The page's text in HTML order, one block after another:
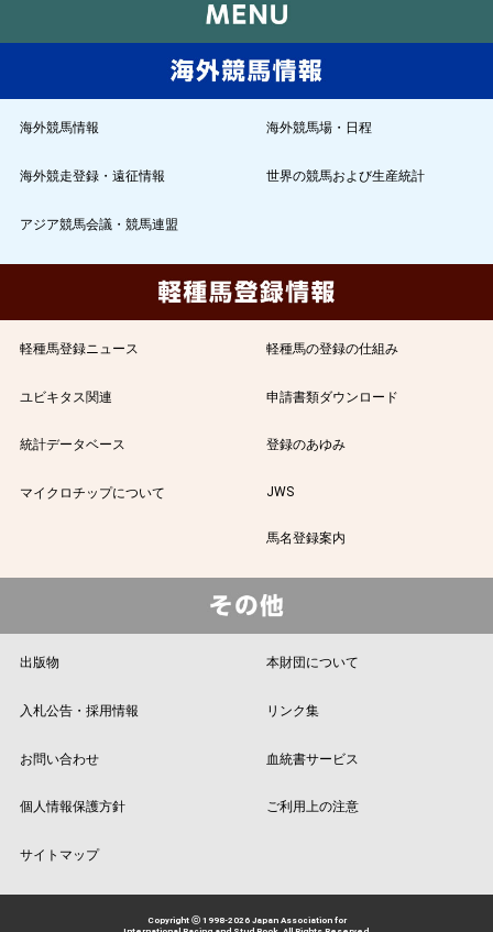
海外競馬情報 海外競馬場・日程
海外競走登録・遠征情報 世界の競馬および生産統計
アジア競馬会議・競馬連盟
軽種馬登録ニュース 軽種馬の登録の仕組み
ユビキタス関連 申請書類ダウンロード
統計データベース 登録のあゆみ
マイクロチップについて JWS
馬名登録案内
出版物 本財団について
入札公告・採用情報 リンク集
お問い合わせ 血統書サービス
個人情報保護方針 ご利用上の注意
サイトマップ
Copyright ⓒ 1998-2026 Japan Association for